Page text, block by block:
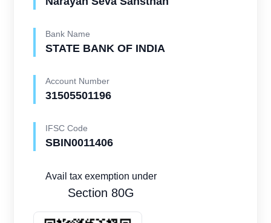
Bank Name
STATE BANK OF INDIA
Account Number
31505501196
IFSC Code
SBIN0011406
Avail tax exemption under
Section 80G